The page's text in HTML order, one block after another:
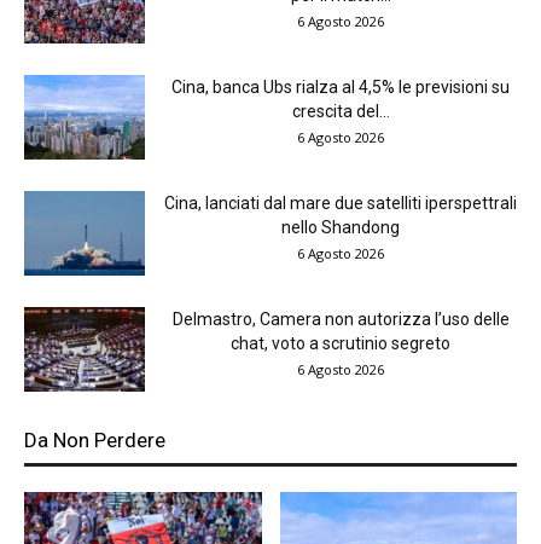
6 Agosto 2026
Cina, banca Ubs rialza al 4,5% le previsioni su
crescita del...
6 Agosto 2026
Cina, lanciati dal mare due satelliti iperspettrali
nello Shandong
6 Agosto 2026
Delmastro, Camera non autorizza l’uso delle
chat, voto a scrutinio segreto
6 Agosto 2026
Da Non Perdere